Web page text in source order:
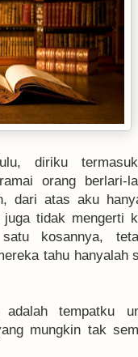
diriku
orang berlari-
dari atas aku
tidak mengerti
kosannya,
tahu hanyalah
adalah tempatku
mungkin tak